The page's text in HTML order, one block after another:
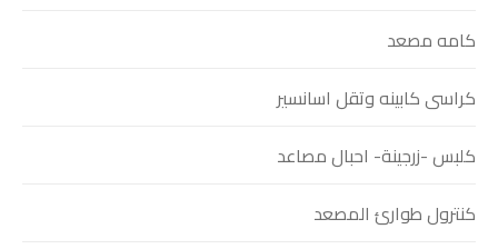
كامه مصعد
كراسى كابينه وتقل اسانسير
كلبس -زرجينة- احبال مصاعد
كنترول طوارئ المصعد